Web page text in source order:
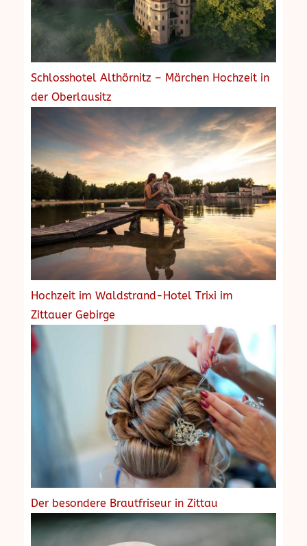
Schlosshotel Althörnitz – Märchen Hochzeit in
der Oberlausitz
Hochzeit im Waldstrand-Hotel Trixi im
Zittauer Gebirge
Der besondere Brautfriseur in Zittau